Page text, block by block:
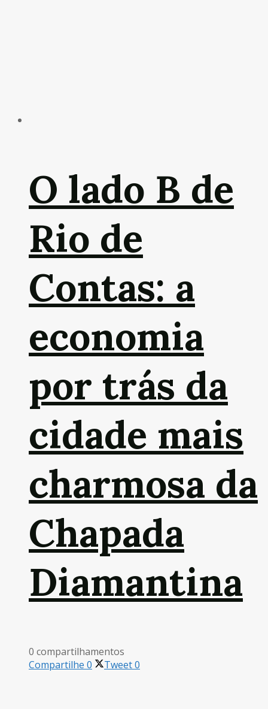
O lado B de
Rio de
Contas: a
economia
por trás da
cidade mais
charmosa da
Chapada
Diamantina
0 compartilhamentos
Compartilhe 0 Tweet0